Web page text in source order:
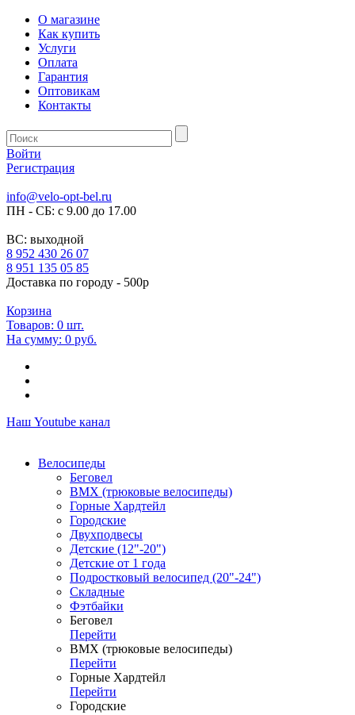
О магазине
Как купить
Услуги
Оплата
Гарантия
Оптовикам
Контакты
Войти
Регистрация
info@velo-opt-bel.ru
ПН - СБ: с 9.00 до 17.00
ВС: выходной
8 952 430 26 07
8 951 135 05 85
Доставка по городу - 500р
Корзина
Товаров: 0 шт.
На сумму: 0 руб.
Наш Youtube канал
Велосипеды
Беговел
ВМХ (трюковые велосипеды)
Горные Хардтейл
Городские
Двухподвесы
Детские (12"-20")
Детские от 1 года
Подростковый велосипед (20"-24")
Складные
Фэтбайки
Беговел
Перейти
ВМХ (трюковые велосипеды)
Перейти
Горные Хардтейл
Перейти
Городские